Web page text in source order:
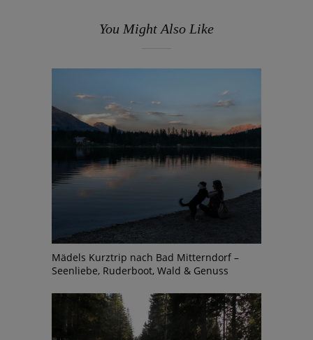
You Might Also Like
Mädels Kurztrip nach Bad Mitterndorf –
Seenliebe, Ruderboot, Wald & Genuss